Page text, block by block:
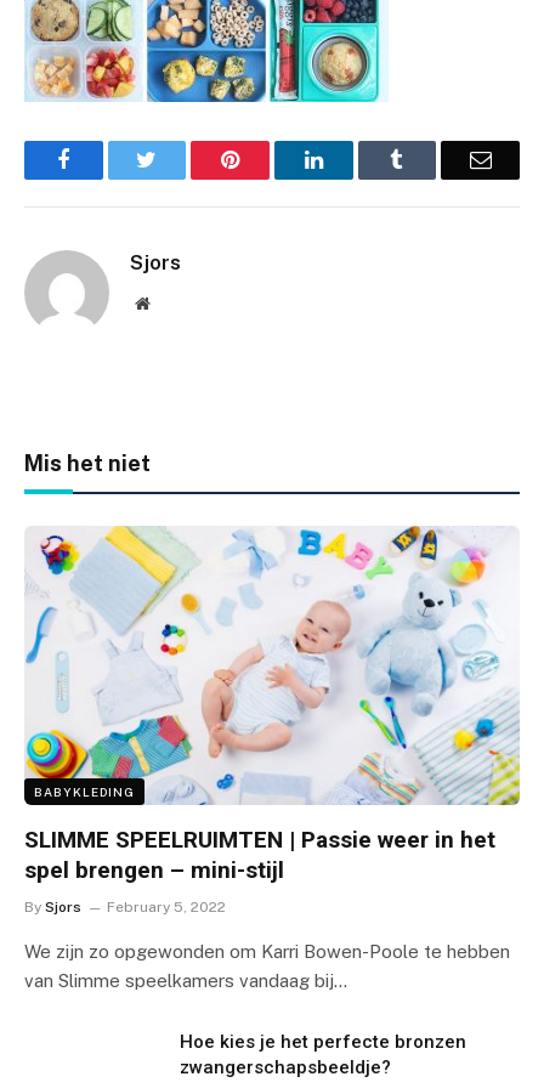
Facebook Pinterest LinkedIn Email
Sjors
Website
Mis het niet
BABYKLEDING
SLIMME SPEELRUIMTEN | Passie weer in het
spel brengen – mini-stijl
By Sjors February 5, 2022
We zijn zo opgewonden om Karri Bowen-Poole te hebben
van Slimme speelkamers vandaag bij…
Hoe kies je het perfecte bronzen
zwangerschapsbeeldje?